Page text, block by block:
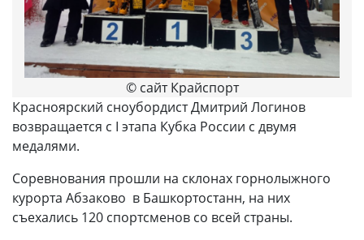
© сайт Крайспорт
Красноярский сноубордист Дмитрий Логинов
возвращается с I этапа Кубка России с двумя
медалями.
Соревнования прошли на склонах горнолыжного
курорта Абзаково в Башкортостанн, на них
съехались 120 спортсменов со всей страны.